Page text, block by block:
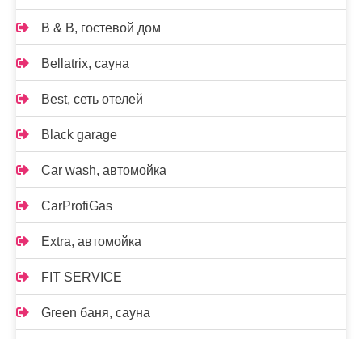
B & B, гостевой дом
Bellatrix, сауна
Best, сеть отелей
Black garage
Car wash, автомойка
CarProfiGas
Extra, автомойка
FIT SERVICE
Green баня, сауна